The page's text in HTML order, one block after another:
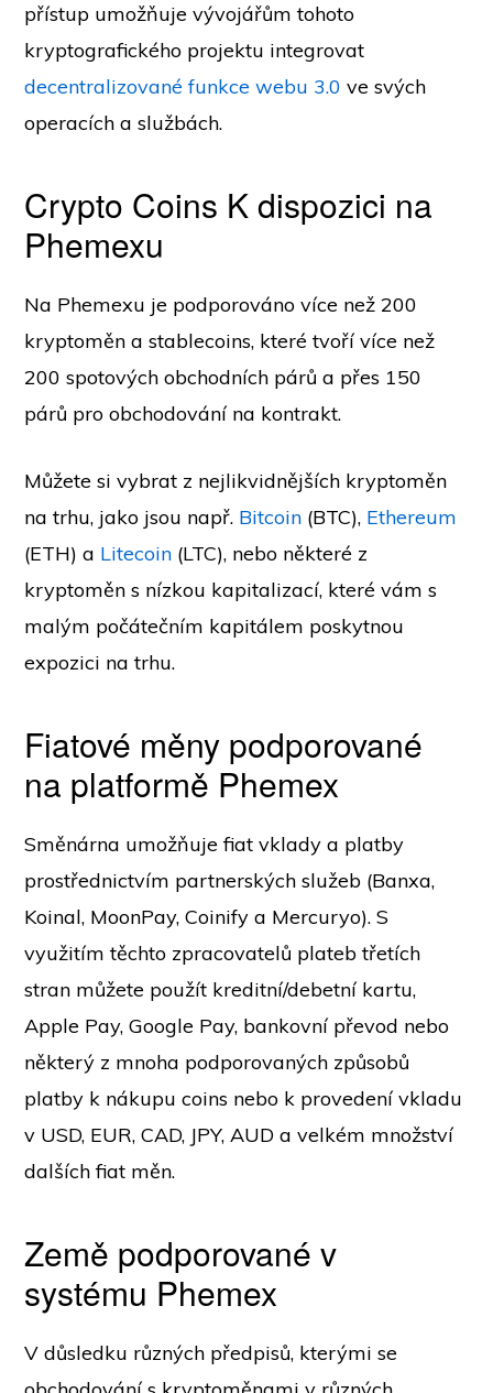
přístup umožňuje vývojářům tohoto
kryptografického projektu integrovat
decentralizované funkce webu 3.0 ve svých
operacích a službách.
Crypto Coins K dispozici na
Phemexu
Na Phemexu je podporováno více než 200
kryptoměn a stablecoins, které tvoří více než
200 spotových obchodních párů a přes 150
párů pro obchodování na kontrakt.
Můžete si vybrat z nejlikvidnějších kryptoměn
na trhu, jako jsou např. Bitcoin (BTC), Ethereum
(ETH) a Litecoin (LTC), nebo některé z
kryptoměn s nízkou kapitalizací, které vám s
malým počátečním kapitálem poskytnou
expozici na trhu.
Fiatové měny podporované
na platformě Phemex
Směnárna umožňuje fiat vklady a platby
prostřednictvím partnerských služeb (Banxa,
Koinal, MoonPay, Coinify a Mercuryo). S
využitím těchto zpracovatelů plateb třetích
stran můžete použít kreditní/debetní kartu,
Apple Pay, Google Pay, bankovní převod nebo
některý z mnoha podporovaných způsobů
platby k nákupu coins nebo k provedení vkladu
v USD, EUR, CAD, JPY, AUD a velkém množství
dalších fiat měn.
Země podporované v
systému Phemex
V důsledku různých předpisů, kterými se